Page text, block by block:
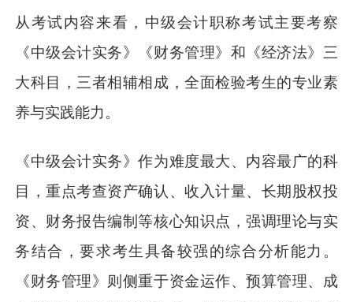
从考试内容来看，中级会计职称考试主要考察
《中级会计实务》《财务管理》和《经济法》三
大科目，三者相辅相成，全面检验考生的专业素
养与实践能力。
《中级会计实务》作为难度最大、内容最广的科
目，重点考查资产确认、收入计量、长期股权投
资、财务报告编制等核心知识点，强调理论与实
务结合，要求考生具备较强的综合分析能力。
《财务管理》则侧重于资金运作、预算管理、成